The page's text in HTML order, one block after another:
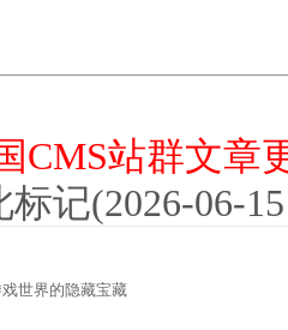
CMS站群文章
记(2026-06-
世界的隐藏宝藏